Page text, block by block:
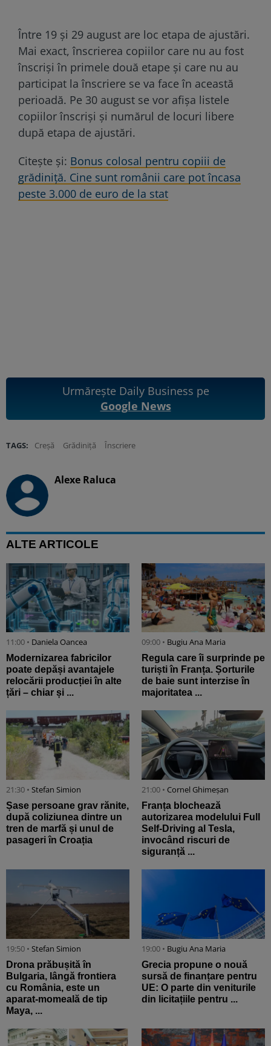
Între 19 şi 29 august are loc etapa de ajustări.
Mai exact, înscrierea copiilor care nu au fost
înscrişi în primele două etape şi care nu au
participat la înscriere se va face în această
perioadă. Pe 30 august se vor afişa listele
copiilor înscrişi şi numărul de locuri libere
după etapa de ajustări.
Citește și: Bonus colosal pentru copiii de
grădiniță. Cine sunt românii care pot încasa
peste 3.000 de euro de la stat
Urmărește Daily Business pe
Google News
TAGS: Creșă Grădiniță Înscriere
Alexe Raluca
ALTE ARTICOLE
11:00 • Daniela Oancea
Modernizarea fabricilor
poate depăși avantajele
relocării producției în alte
țări – chiar și ...
09:00 • Bugiu ⁠Ana Maria
Regula care îi surprinde pe
turiști în Franța. Șorturile
de baie sunt interzise în
majoritatea ...
21:30 • Stefan Simion
Șase persoane grav rănite,
după coliziunea dintre un
tren de marfă și unul de
pasageri în Croația
21:00 • Cornel Ghimeșan
Franța blochează
autorizarea modelului Full
Self-Driving al Tesla,
invocând riscuri de
siguranță ...
19:50 • Stefan Simion
Drona prăbușită în
Bulgaria, lângă frontiera
cu România, este un
aparat-momeală de tip
Maya, ...
19:00 • Bugiu ⁠Ana Maria
Grecia propune o nouă
sursă de finanțare pentru
UE: O parte din veniturile
din licitațiile pentru ...